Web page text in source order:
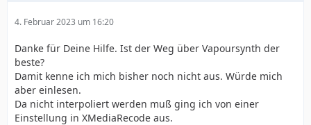
4. Februar 2023 um 16:20
Danke für Deine Hilfe. Ist der Weg über Vapoursynth der
beste?
Damit kenne ich mich bisher noch nicht aus. Würde mich
aber einlesen.
Da nicht interpoliert werden muß ging ich von einer
Einstellung in XMediaRecode aus.